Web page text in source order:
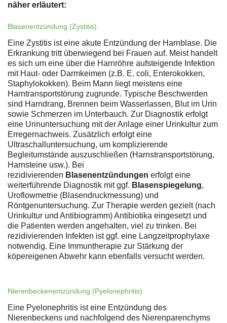
näher erläutert:
Blasenentzündung (Zystitis)
Eine Zystitis ist eine akute Entzündung der Harnblase. Die
Erkrankung tritt überwiegend bei Frauen auf. Meist handelt
es sich um eine über die Harnröhre aufsteigende Infektion
mit Haut- oder Darmkeimen (z.B. E. coli, Enterokokken,
Staphylokokken). Beim Mann liegt meistens eine
Harntransportstörung zugrunde. Typische Beschwerden
sind Harndrang, Brennen beim Wasserlassen, Blut im Urin
sowie Schmerzen im Unterbauch. Zur Diagnostik erfolgt
eine Urinuntersuchung mit der Anlage einer Urinkultur zum
Erregernachweis. Zusätzlich erfolgt eine
Ultraschalluntersuchung, um komplizierende
Begleitumstände auszuschließen (Harnstransportstörung,
Harnsteine usw.). Bei
rezidivierenden Blasenentzündungen erfolgt eine
weiterführende Diagnostik mit ggf. Blasenspiegelung,
Uroflowmetrie (Blasendruckmessung) und
Röntgenuntersuchung. Zur Therapie werden gezielt (nach
Urinkultur und Antibiogramm) Antibiotika eingesetzt und
die Patienten werden angehalten, viel zu trinken. Bei
rezidivierenden Infekten ist ggf. eine Langzeitprophylaxe
notwendig. Eine Immuntherapie zur Stärkung der
köpereigenen Abwehr kann ebenfalls versucht werden.
Nierenbeckenentzündung (Pyelonephritis)
Eine Pyelonephritis ist eine Entzündung des
Nierenbeckens und nachfolgend des Nierenparenchyms